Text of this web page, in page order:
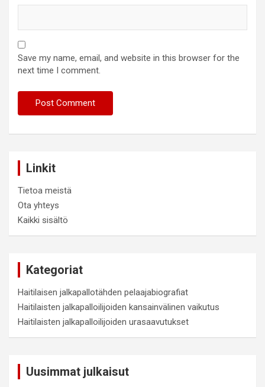
Save my name, email, and website in this browser for the
next time I comment.
Linkit
Tietoa meistä
Ota yhteys
Kaikki sisältö
Kategoriat
Haitilaisen jalkapallotähden pelaajabiografiat
Haitilaisten jalkapalloilijoiden kansainvälinen vaikutus
Haitilaisten jalkapalloilijoiden urasaavutukset
Uusimmat julkaisut